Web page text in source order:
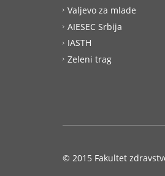
Valjevo za mlade
AIESEC Srbija
IASTH
Zeleni trag
© 2015 Fakultet